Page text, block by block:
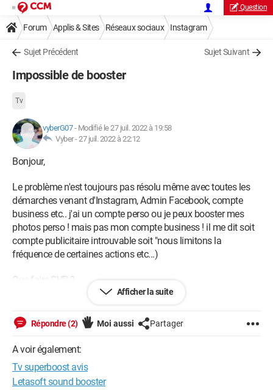
Question
Forum Applis & Sites Réseaux sociaux Instagram
Sujet Précédent Sujet Suivant
Impossible de booster
Tv
vyberG07- Modifié le 27 juil. 2022 à 19:58
Vyber -27 juil. 2022 à 22:12
Bonjour,
Le problème n'est toujours pas résolu même avec toutes les
démarches venant d'Instagram, Admin Facebook, compte
business etc.. j'ai un compte perso ou je peux booster mes
photos perso ! mais pas mon compte business ! il me dit soit
compte publicitaire introuvable soit "nous limitons la
fréquence de certaines actions etc...)
Que faire SVP ?
Windows / Firefox 102.0
Afficher la suite
Répondre (2) Moi aussi Partager
A voir également:
Tv superboost avis
Letasoft sound booster